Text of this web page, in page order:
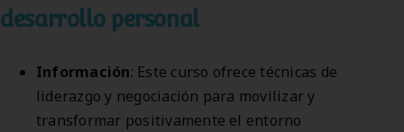
desarrollo personal
Información: Este curso ofrece técnicas de
liderazgo y negociación para movilizar y
transformar positivamente el entorno